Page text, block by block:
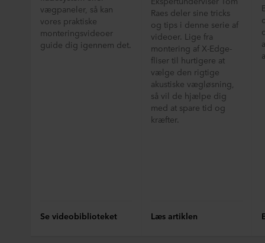
vægpaneler, så kan
vores praktiske
monteringsvideoer
guide dig igennem det.
Se videobiblioteket
Raes deler sine tricks
og tips i denne serie af
videoer. Lige fra
montering af X-Edge-
fliser til hurtigere at
vælge den rigtige
akustiske vægløsning,
så vil de hjælpe dig
med at spare tid og
kræfter.
Læs artiklen